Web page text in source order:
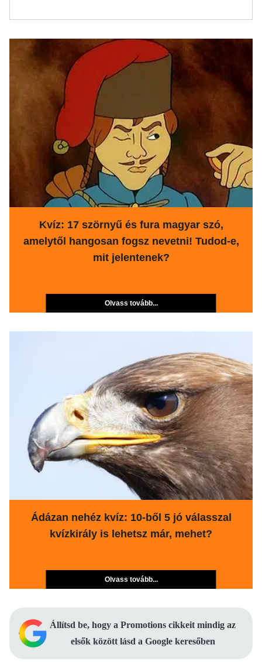
Kvíz: 17 szörnyű és fura magyar szó,
amelytől hangosan fogsz nevetni! Tudod-e,
mit jelentenek?
Olvass tovább...
Ádázan nehéz kvíz: 10-ből 5 jó válasszal
kvízkirály is lehetsz már, mehet?
Olvass tovább...
Állítsd be, hogy a Promotions cikkeit mindig az
elsők között lásd a Google keresőben